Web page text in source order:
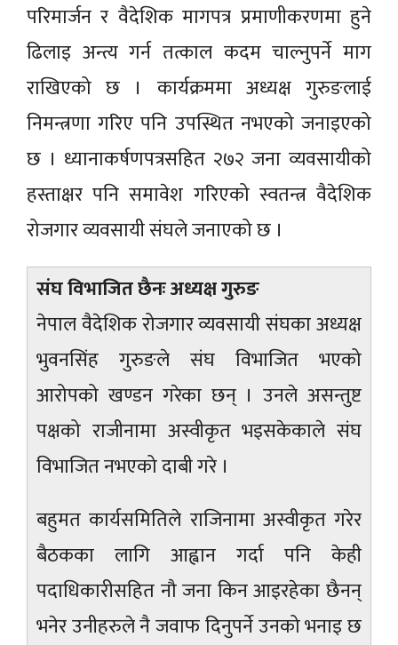
परिमार्जन र वैदेशिक मागपत्र प्रमाणीकरणमा हुने
ढिलाइ अन्त्य गर्न तत्काल कदम चाल्नुपर्ने माग
राखिएको छ । कार्यक्रममा अध्यक्ष गुरुङलाई
निमन्त्रणा गरिए पनि उपस्थित नभएको जनाइएको
छ । ध्यानाकर्षणपत्रसहित २७२ जना व्यवसायीको
हस्ताक्षर पनि समावेश गरिएको स्वतन्त्र वैदेशिक
रोजगार व्यवसायी संघले जनाएको छ ।
संघ विभाजित छैनः अध्यक्ष गुरुङ
नेपाल वैदेशिक रोजगार व्यवसायी संघका अध्यक्ष
भुवनसिंह गुरुङले संघ विभाजित भएको
आरोपको खण्डन गरेका छन् । उनले असन्तुष्ट
पक्षको राजीनामा अस्वीकृत भइसकेकाले संघ
विभाजित नभएको दाबी गरे ।
बहुमत कार्यसमितिले राजिनामा अस्वीकृत गरेर
बैठकका लागि आह्वान गर्दा पनि केही
पदाधिकारीसहित नौ जना किन आइरहेका छैनन्
भनेर उनीहरुले नै जवाफ दिनुपर्ने उनको भनाइ छ